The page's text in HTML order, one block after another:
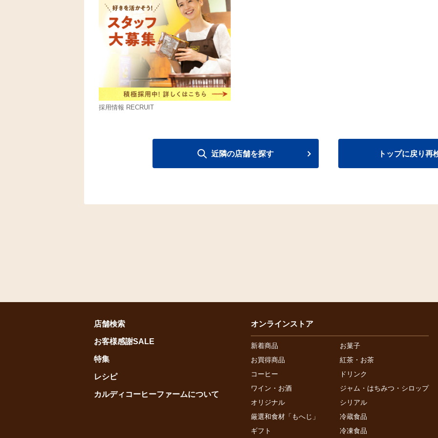
採用情報 RECRUIT
トップに戻り再
近隣の店舗を探す
店舗検索
お客様感謝SALE
特集
レシピ
カルディコーヒーファームについて
オンラインストア
新着商品
お菓子
お買得商品
紅茶・お茶
コーヒー
ドリンク
ワイン・お酒
ジャム・はちみつ・シロップ
オリジナル
シリアル
厳選和食材「もへじ」
冷蔵食品
ギフト
冷凍食品